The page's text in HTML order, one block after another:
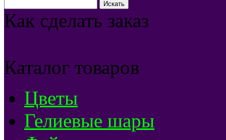
Как сделать заказ
Каталог товаров
Цветы
Гелиевые шары